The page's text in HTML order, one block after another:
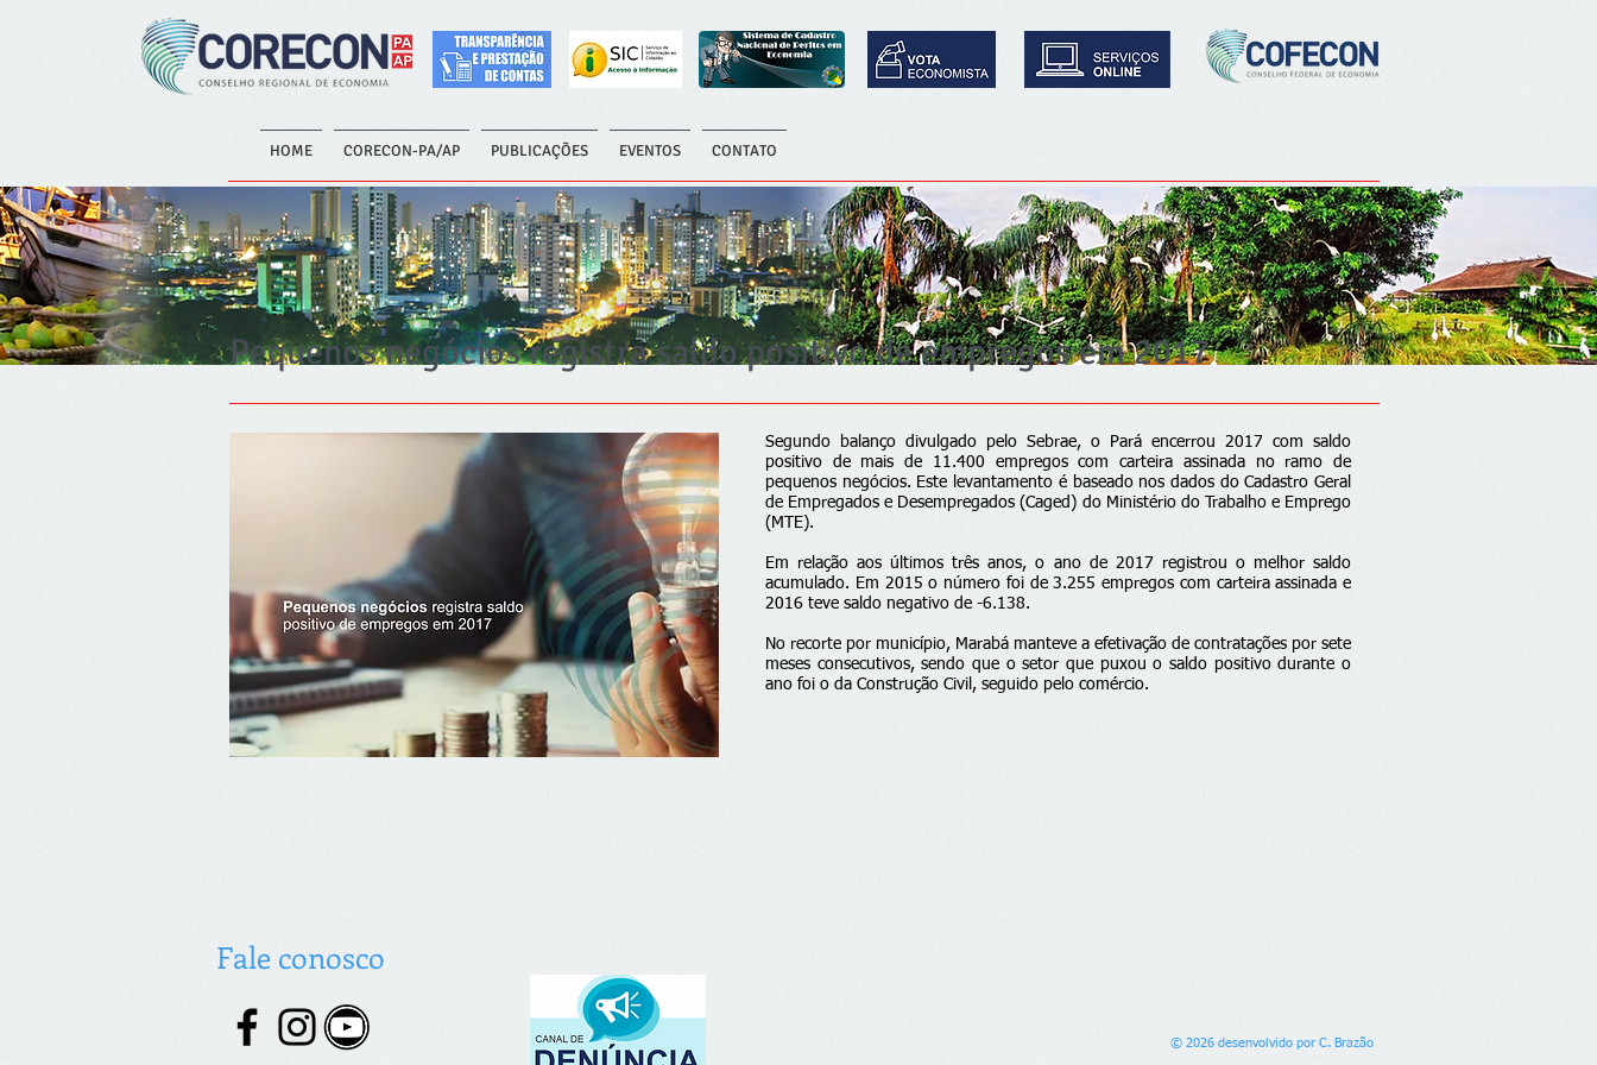
HOME CORECON-PA/AP PUBLICAÇÕES EVENTOS CONTATO
Pequenos negócios registra saldo positivo de empregos em 2017
Segundo balanço divulgado pelo Sebrae, o Pará encerrou 2017 com saldo
positivo de mais de 11.400 empregos com carteira assinada no ramo de
pequenos negócios. Este levantamento é baseado nos dados do Cadastro Geral
de Empregados e Desempregados (Caged) do Ministério do Trabalho e Emprego
(MTE).
Em relação aos últimos três anos, o ano de 2017 registrou o melhor saldo
acumulado. Em 2015 o número foi de 3.255 empregos com carteira assinada e
2016 teve saldo negativo de -6.138.
No recorte por município, Marabá manteve a efetivação de contratações por sete
meses consecutivos, sendo que o setor que puxou o saldo positivo durante o
ano foi o da Construção Civil, seguido pelo comércio.
Fale conosco
© 2026 desenvolvido por C. Brazão